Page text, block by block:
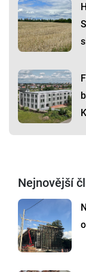
Nejnovější